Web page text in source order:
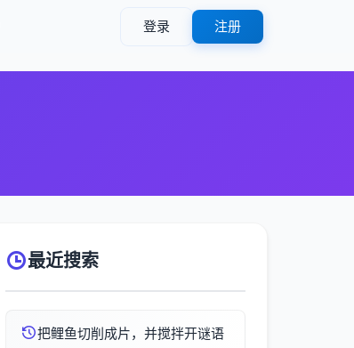
登录 注册
最近搜索
把鲤鱼切削成片，并搅拌开谜语